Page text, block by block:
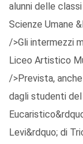
alunni delle
Scienze Umane
/>Gli intermezzi
Liceo Artistico
/>Prevista,
dagli studenti del
Levi&rdquo; di